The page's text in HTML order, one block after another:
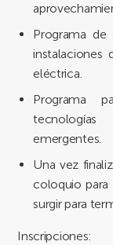
Programa de
instalaciones
eléctrica.
Programa
emergentes.
Una vez
coloquio para
surgir para
Inscripciones: